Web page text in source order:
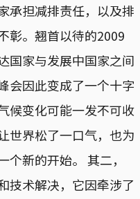
承担减排责任，以及排
彰。翘首以待的2009
国家与发展中国家之间
会因此变成了一个十字
候变化可能一发不可收
世界松了一口气，也为
新的开始。 其二，
技术解决，它因牵涉了